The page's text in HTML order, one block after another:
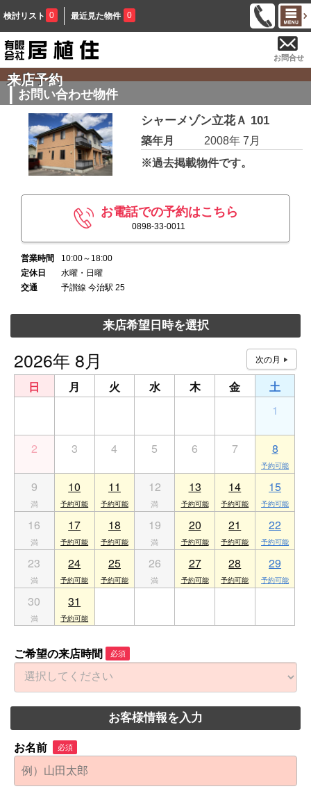
検討リスト 0 最近見た物件 0
お問合せ
来店予約
お問い合わせ物件
シャーメゾン立花Ａ 101
築年月
2008年 7月
※過去掲載物件です。
お電話での予約はこちら
0898-33-0011
営業時間
10:00～18:00
定休日
水曜・日曜
交通
予讃線 今治駅 25
来店希望日時を選択
2026年 8月
日 月 火 水 木 金
土
1
2 3 4 5 6 7 8
9 10 11 12 13 14 15
16 17 18 19 20 21 22
23 24 25 26 27 28 29
30 31
ご希望の来店時間 必須
お客様情報を入力
お名前 必須